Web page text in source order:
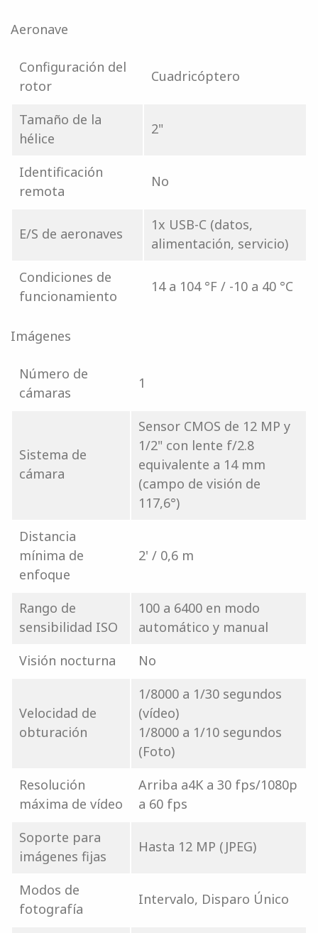
Aeronave
Configuración del
rotor
Cuadricóptero
Tamaño de la
hélice
2"
Identificación
remota
No
E/S de aeronaves
1x USB-C (datos,
alimentación, servicio)
Condiciones de
funcionamiento
14 a 104 °F / -10 a 40 °C
Imágenes
Número de
cámaras
1
Sistema de
cámara
Sensor CMOS de 12 MP y
1/2" con lente f/2.8
equivalente a 14 mm
(campo de visión de
117,6°)
Distancia
mínima de
enfoque
2' / 0,6 m
Rango de
sensibilidad ISO
100 a 6400 en modo
automático y manual
Visión nocturna
No
Velocidad de
obturación
1/8000 a 1/30 segundos
(vídeo)
1/8000 a 1/10 segundos
(Foto)
Resolución
máxima de vídeo
Arriba a4K a 30 fps/1080p
a 60 fps
Soporte para
imágenes fijas
Hasta 12 MP (JPEG)
Modos de
fotografía
Intervalo, Disparo Único